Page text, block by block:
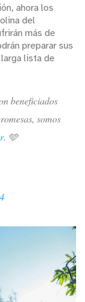
ahora los
del
más de
preparar sus
lista de
beneficiados
somos
. 🩵